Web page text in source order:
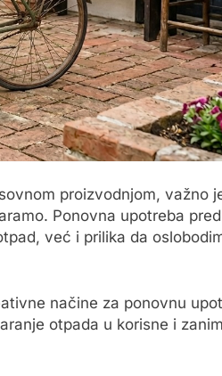
proizvodnjom, važno
Ponovna upotreba
već i prilika da
načine za ponovnu
otpada u korisne i